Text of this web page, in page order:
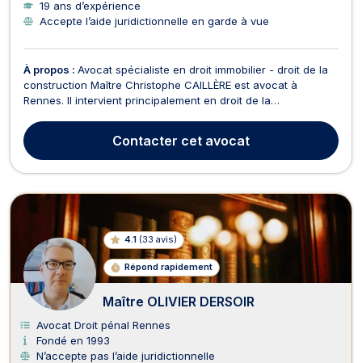
19 ans d’expérience
Accepte l’aide juridictionnelle en garde à vue
À propos : Avocat spécialiste en droit immobilier - droit de la
construction Maître Christophe CAILLÈRE est avocat à
Rennes. Il intervient principalement en droit de la
des affaires, droit des assurances et en droit pénal. Maître
CAILLÈRE est en effet spécialiste en droi...
Contacter cet avocat
4.1 (33 avis)
Répond rapidement
Maître OLIVIER DERSOIR
Avocat Droit pénal Rennes
Fondé en 1993
N’accepte pas l’aide juridictionnelle